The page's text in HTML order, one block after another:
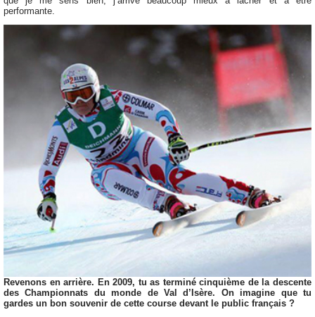
performante.
Revenons en arrière. En 2009, tu as terminé cinquième de la descente
des Championnats du monde de Val d’Isère. On imagine que tu
gardes un bon souvenir de cette course devant le public français ?